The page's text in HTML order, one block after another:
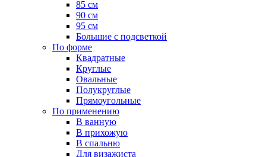
85 см
90 см
95 см
Большие с подсветкой
По форме
Квадратные
Круглые
Овальные
Полукруглые
Прямоугольные
По применению
В ванную
В прихожую
В спальню
Для визажиста